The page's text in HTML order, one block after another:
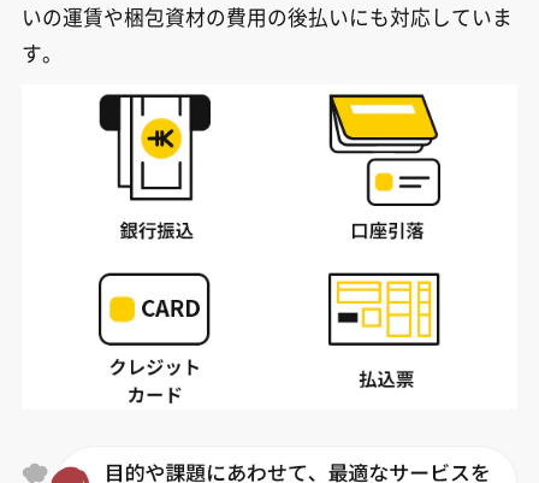
いの運賃や梱包資材の費用の後払いにも対応していま
す。